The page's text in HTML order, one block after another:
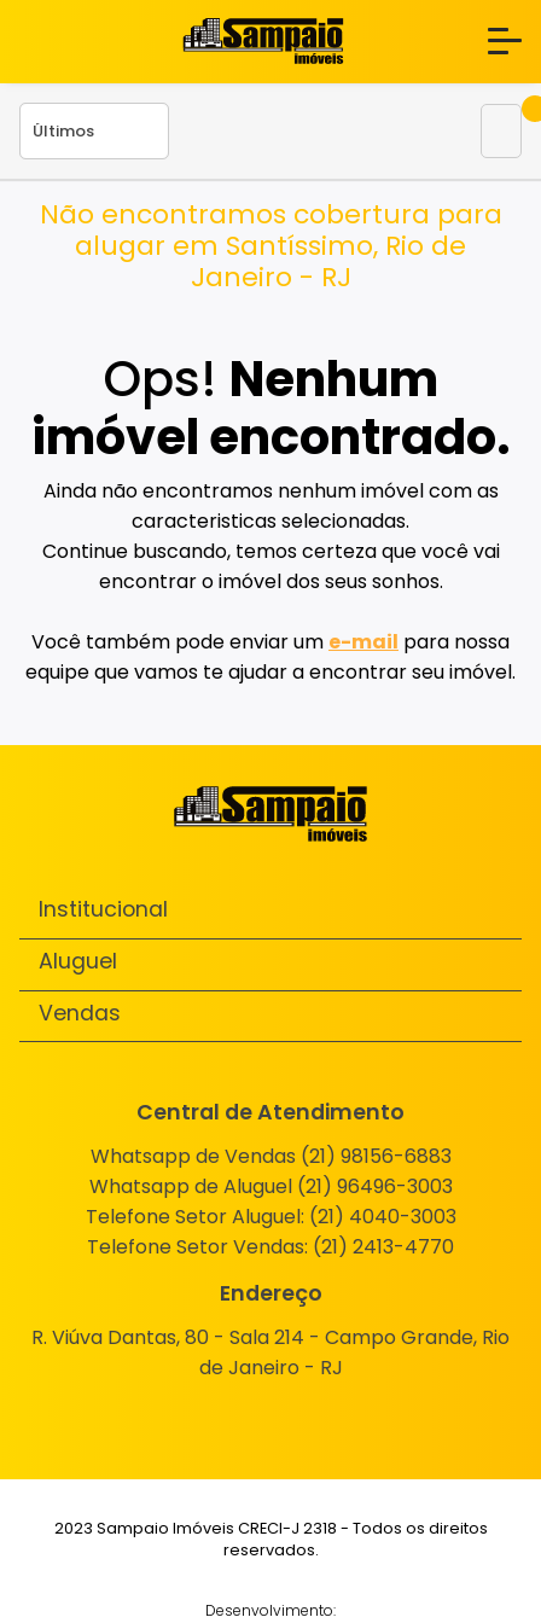
Não encontramos cobertura para
alugar em Santíssimo, Rio de
Janeiro - RJ
Ops! Nenhum
imóvel encontrado.
Ainda não encontramos nenhum imóvel com as
caracteristicas selecionadas.
Continue buscando, temos certeza que você vai
encontrar o imóvel dos seus sonhos.
Você também pode enviar um e-mail para nossa
equipe que vamos te ajudar a encontrar seu imóvel.
Institucional
Aluguel
Vendas
Central de Atendimento
Whatsapp de Vendas (21) 98156-6883
Whatsapp de Aluguel (21) 96496-3003
Telefone Setor Aluguel: (21) 4040-3003
Telefone Setor Vendas: (21) 2413-4770
Endereço
R. Viúva Dantas, 80 - Sala 214 - Campo Grande, Rio
de Janeiro - RJ
2023 Sampaio Imóveis CRECI-J 2318 - Todos os direitos
reservados.
Desenvolvimento: